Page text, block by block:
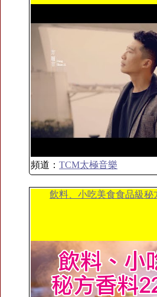
頻道： TCM太極音樂
飲料、小吃美食食品級秘